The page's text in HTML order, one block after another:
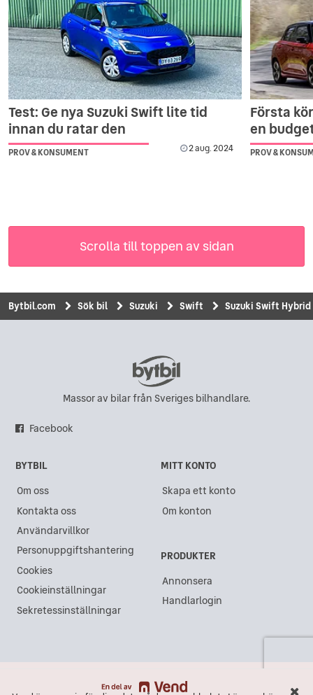
Test: Ge nya Suzuki Swift lite tid
innan du ratar den
PROV & KONSUMENT 2 aug. 2024
Första
en
PROV &
Scrolla till toppen av sidan
Bytbil.com Sök bil Suzuki Swift Suzuki Swift Hybrid
Massor av bilar från Sveriges bilhandlare.
Facebook
BYTBIL
Om oss
Kontakta oss
Användarvillkor
Personuppgiftshantering
Cookies
Cookieinställningar
Sekretessinställningar
MITT KONTO
Skapa ett konto
Om konton
PRODUKTER
Annonsera
Handlarlogin